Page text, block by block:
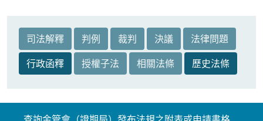
司法解釋 判例 裁判 決議
法律問題
行政函釋
授權子法 相關法條 歷史法條